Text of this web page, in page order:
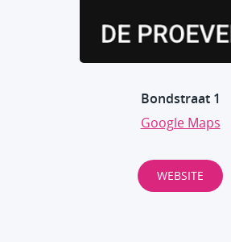
Bondstraat 1
Google Maps
WEBSITE